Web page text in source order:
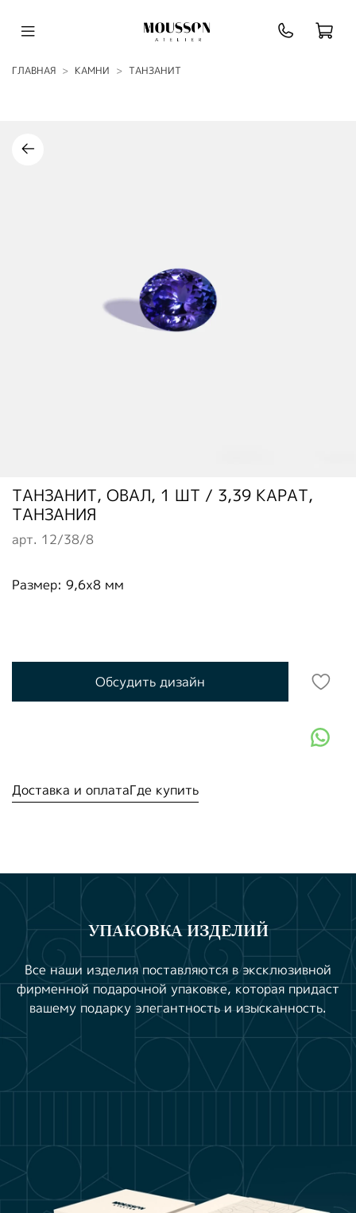
ГЛАВНАЯ КАМНИ ТАНЗАНИТ
арт. 12/38/8
ТАНЗАНИТ, ОВАЛ, 1 ШТ / 3,39 КАРАТ,
ТАНЗАНИЯ
Размер: 9,6х8 мм
Обсудить дизайн
Доставка и оплатаГде купить
УПАКОВКА ИЗДЕЛИЙ
Все наши изделия поставляются в эксклюзивной
фирменной подарочной упаковке, которая придаст
вашему подарку элегантность и изысканность.